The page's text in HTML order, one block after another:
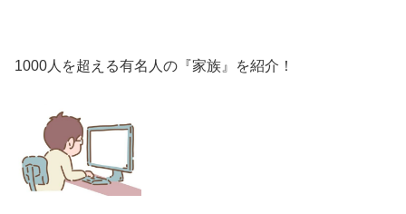
1000人を超える有名人の『家族』を紹介！